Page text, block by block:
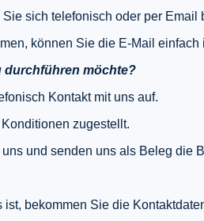
sich telefonisch oder per
können Sie die E-Mail
durchführen möchte?
Kontakt mit uns auf.
zugestellt.
und senden uns als Beleg die
bekommen Sie die